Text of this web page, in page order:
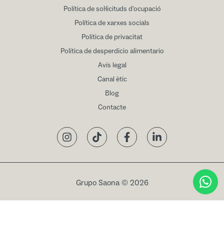
Política de sol·licituds d'ocupació
Política de xarxes socials
Política de privacitat
Política de desperdicio alimentario
Avís legal
Canal ètic
Blog
Contacte
InstagramTikTok FacebookLinkedIn
Grupo Saona © 2026